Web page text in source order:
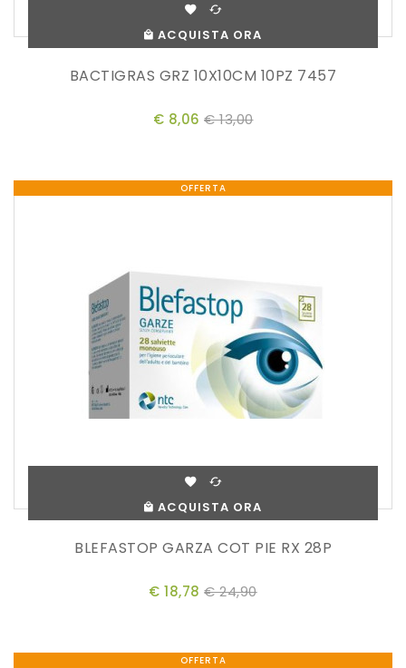
ACQUISTA ORA
BACTIGRAS GRZ 10X10CM 10PZ 7457
€ 8,06 € 13,00
OFFERTA
ACQUISTA ORA
BLEFASTOP GARZA COT PIE RX 28P
€ 18,78 € 24,90
OFFERTA